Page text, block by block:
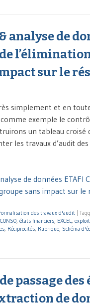
analyse de
sur le
simplement et en
exemple le
un tableau croisé
les travaux d’audit
de données ETAFI
sans impact sur le
des travaux d'audit
, états financiers, EXCEL,
, Réciprocités, Rubrique, Schéma
passage des
de